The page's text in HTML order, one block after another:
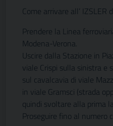
Come arrivare all’ IZSLER
Prendere la Linea
Modena-Verona.
Uscire dalla Stazione in
viale Crispi sulla sinistra e
sul cavalcavia di viale
in viale Gramsci (strada
quindi svoltare alla prima
Proseguire fino al numero